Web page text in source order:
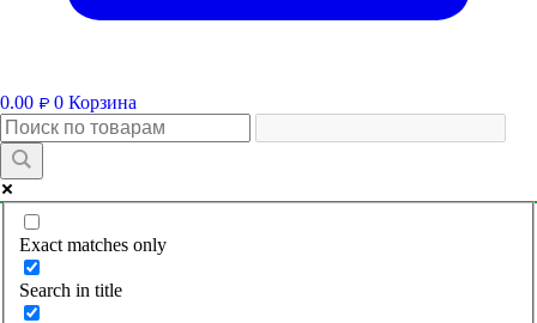
0.00 ₽ 0 Корзина
Exact matches only
Search in title